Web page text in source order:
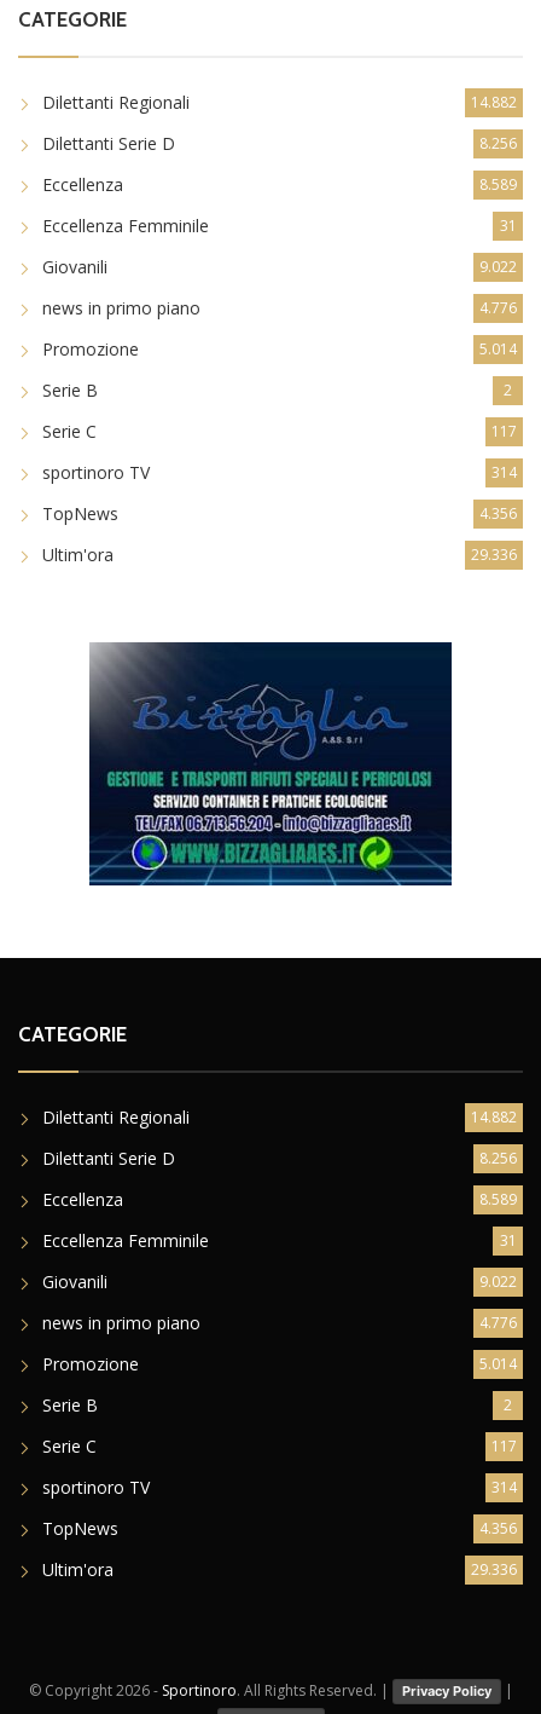
CATEGORIE
Dilettanti Regionali 14.882
Dilettanti Serie D 8.256
Eccellenza 8.589
Eccellenza Femminile 31
Giovanili 9.022
news in primo piano 4.776
Promozione 5.014
Serie B 2
Serie C 117
sportinoro TV 314
TopNews 4.356
Ultim'ora 29.336
CATEGORIE
Dilettanti Regionali 14.882
Dilettanti Serie D 8.256
Eccellenza 8.589
Eccellenza Femminile 31
Giovanili 9.022
news in primo piano 4.776
Promozione 5.014
Serie B 2
Serie C 117
sportinoro TV 314
TopNews 4.356
Ultim'ora 29.336
© Copyright2026 - Sportinoro. All Rights Reserved. | Privacy Policy |